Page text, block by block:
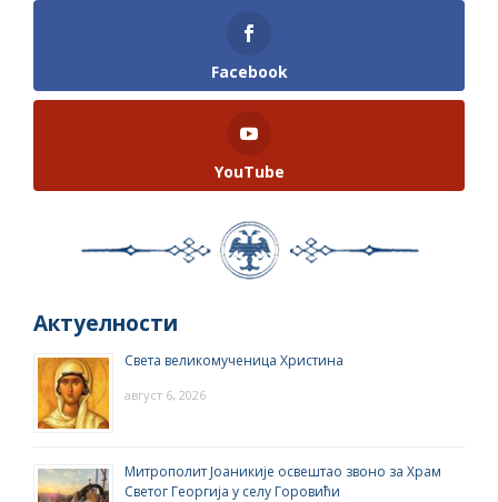
Facebook
YouTube
Актуелности
Света великомученица Христина
август 6, 2026
Митрополит Јоаникије освештао звоно за Храм
Светог Георгија у селу Горовићи